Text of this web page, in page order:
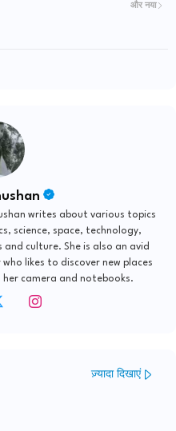
और नया
writes about various topics
science, space, technology,
culture. She is also an avid
likes to discover new places
camera and notebooks.
ज़्यादा दिखाएं